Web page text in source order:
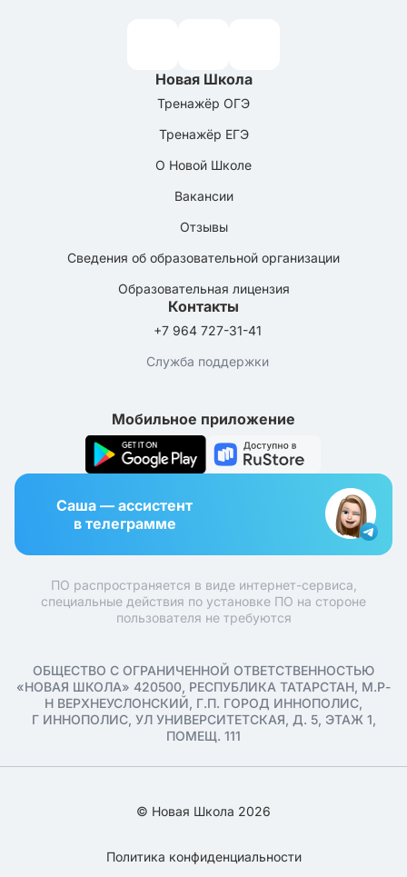
Новая Школа
Тренажёр ОГЭ
Тренажёр ЕГЭ
О Новой Школе
Вакансии
Отзывы
Сведения об образовательной организации
Образовательная лицензия
Контакты
+7 964 727-31-41
Служба поддержки
Мобильное приложение
Саша — ассистент
в телеграмме
ПО распространяется в виде интернет-сервиса,
специальные действия по установке ПО на стороне
пользователя не требуются
ОБЩЕСТВО С ОГРАНИЧЕННОЙ ОТВЕТСТВЕННОСТЬЮ
«НОВАЯ ШКОЛА» 420500, РЕСПУБЛИКА ТАТАРСТАН, М.Р-
Н ВЕРХНЕУСЛОНСКИЙ, Г.П. ГОРОД ИННОПОЛИС,
Г ИННОПОЛИС, УЛ УНИВЕРСИТЕТСКАЯ, Д. 5, ЭТАЖ 1,
ПОМЕЩ. 111
© Новая Школа 2026
Политика конфиденциальности